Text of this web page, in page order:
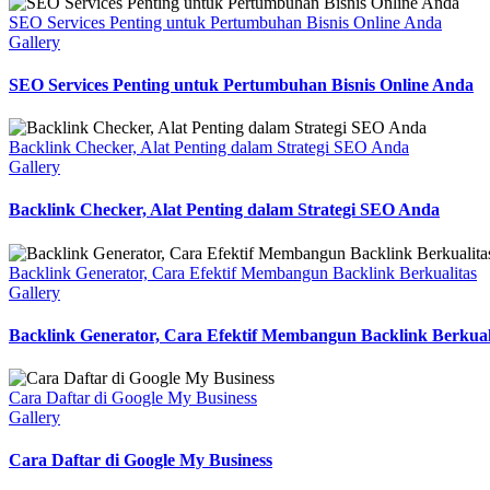
SEO Services Penting untuk Pertumbuhan Bisnis Online Anda
Gallery
SEO Services Penting untuk Pertumbuhan Bisnis Online Anda
Backlink Checker, Alat Penting dalam Strategi SEO Anda
Gallery
Backlink Checker, Alat Penting dalam Strategi SEO Anda
Backlink Generator, Cara Efektif Membangun Backlink Berkualitas
Gallery
Backlink Generator, Cara Efektif Membangun Backlink
Cara Daftar di Google My Business
Gallery
Cara Daftar di Google My Business